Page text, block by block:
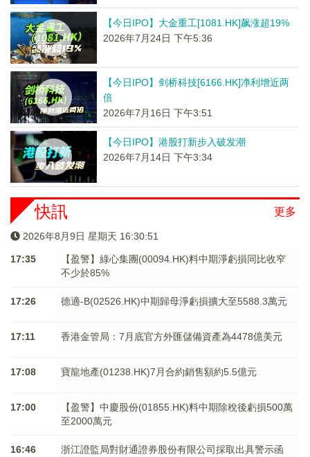
【今日IPO】大金重工[1081.HK]飙涨超19%
2026年7月24日 下午5:36
【今日IPO】剑桥科技[6166.HK]净利增近两
倍
2026年7月16日 下午3:51
【今日IPO】港股打新步入破发潮
2026年7月14日 下午3:34
更多
快訊
2026年8月9日 星期天 16:30:51
17:35
【盈警】綠心集團(00094.HK)料中期淨虧損同比收窄
不少於85%
17:26 德適-B(02526.HK)中期歸母淨虧損擴大至5588.3萬元
17:11 香港金管局：7月底官方外匯儲備資產為4478億美元
17:08 寶龍地產(01238.HK)7月合約銷售額約5.5億元
17:00
【盈警】中慶股份(01855.HK)料中期除稅後虧損500萬
至2000萬元
16:46
浙江證監局對財通證券股份有限公司採取出具警示函